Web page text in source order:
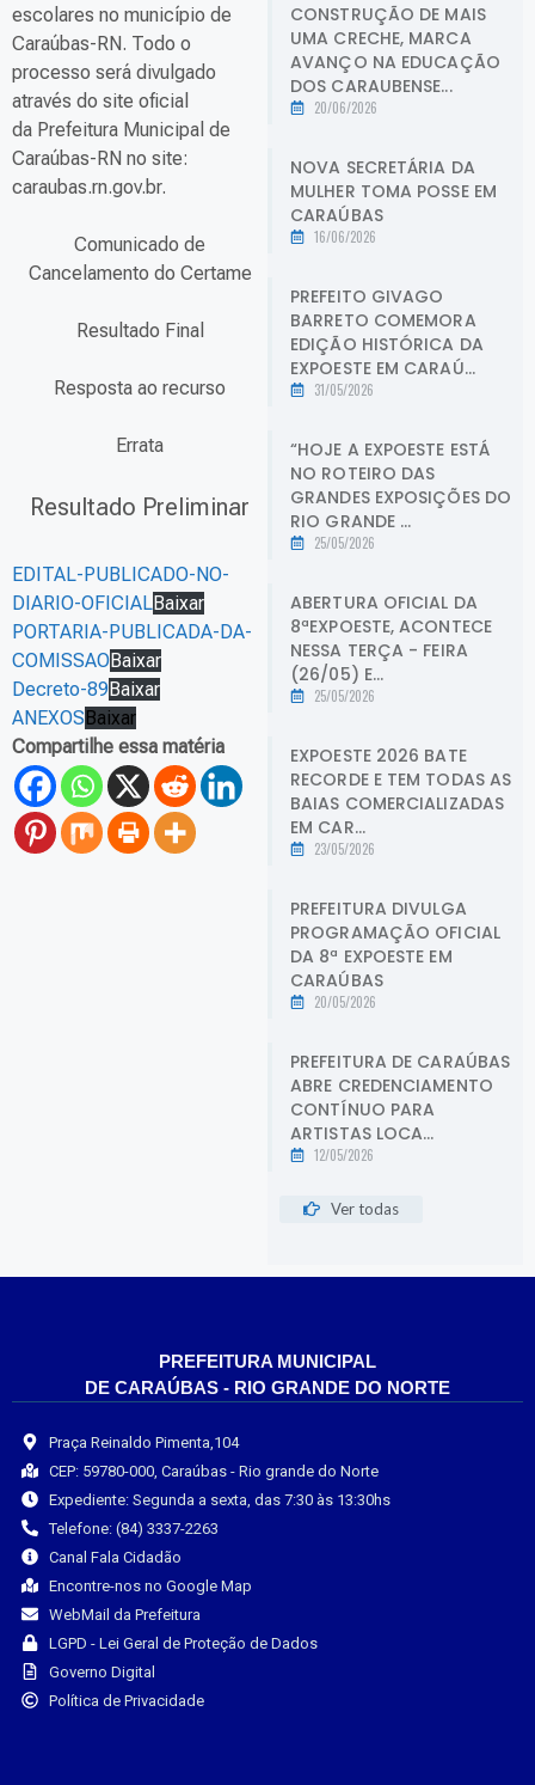
escolares no município de
Caraúbas-RN. Todo o
processo será divulgado
através do site oficial
da Prefeitura Municipal de
Caraúbas-RN no site:
caraubas.rn.gov.br.
Comunicado de
Cancelamento do Certame
Resultado Final
Resposta ao recurso
Errata
Resultado Preliminar
EDITAL-PUBLICADO-NO-
DIARIO-OFICIALBaixar
PORTARIA-PUBLICADA-DA-
COMISSAOBaixar
Decreto-89Baixar
ANEXOS Baixar
Compartilhe essa matéria
CONSTRUÇÃO DE MAIS
UMA CRECHE, MARCA
AVANÇO NA EDUCAÇÃO
DOS CARAUBENSE...
20/06/2026
NOVA SECRETÁRIA DA
MULHER TOMA POSSE EM
CARAÚBAS
16/06/2026
PREFEITO GIVAGO
BARRETO COMEMORA
EDIÇÃO HISTÓRICA DA
EXPOESTE EM CARAÚ...
31/05/2026
“HOJE A EXPOESTE ESTÁ
NO ROTEIRO DAS
GRANDES EXPOSIÇÕES DO
RIO GRANDE ...
25/05/2026
ABERTURA OFICIAL DA
8ªEXPOESTE, ACONTECE
NESSA TERÇA - FEIRA
(26/05) E...
25/05/2026
EXPOESTE 2026 BATE
RECORDE E TEM TODAS AS
BAIAS COMERCIALIZADAS
EM CAR...
23/05/2026
PREFEITURA DIVULGA
PROGRAMAÇÃO OFICIAL
DA 8ª EXPOESTE EM
CARAÚBAS
20/05/2026
PREFEITURA DE CARAÚBAS
ABRE CREDENCIAMENTO
CONTÍNUO PARA
ARTISTAS LOCA...
12/05/2026
Ver todas
PREFEITURA MUNICIPAL
DE CARAÚBAS - RIO GRANDE DO NORTE
Praça Reinaldo Pimenta,104
CEP: 59780-000, Caraúbas - Rio grande do Norte
Expediente: Segunda a sexta, das 7:30 às 13:30hs
Telefone: (84) 3337-2263
Canal Fala Cidadão
Encontre-nos no Google Map
WebMail da Prefeitura
LGPD - Lei Geral de Proteção de Dados
Governo Digital
Política de Privacidade